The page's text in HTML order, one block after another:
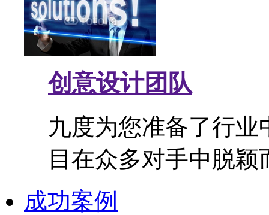
创意设计团队
九度为您准备了行
目在众多对手中脱颖
成功案例